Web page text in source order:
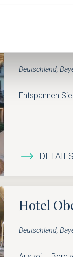
Deutschland,
Entspannen
DETAILS
Hotel
Deutschland,